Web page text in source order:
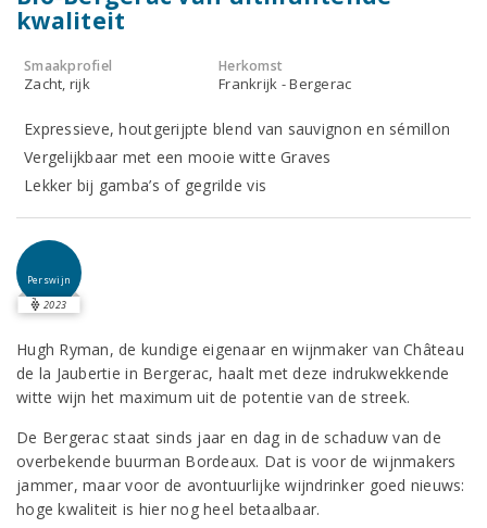
kwaliteit
Smaakprofiel
Zacht, rijk
Herkomst
Frankrijk - Bergerac
Expressieve, houtgerijpte blend van sauvignon en sémillon
Vergelijkbaar met een mooie witte Graves
Lekker bij gamba’s of gegrilde vis
Perswijn
2023
Hugh Ryman, de kundige eigenaar en wijnmaker van Château
de la Jaubertie in Bergerac, haalt met deze indrukwekkende
witte wijn het maximum uit de potentie van de streek.
De Bergerac staat sinds jaar en dag in de schaduw van de
overbekende buurman Bordeaux. Dat is voor de wijnmakers
jammer, maar voor de avontuurlijke wijndrinker goed nieuws:
hoge kwaliteit is hier nog heel betaalbaar.